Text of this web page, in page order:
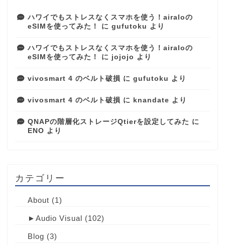
ハワイでもストレスなくスマホを使う！airaloの
eSIMを使ってみた！
に gufutoku より
ハワイでもストレスなくスマホを使う！airaloの
eSIMを使ってみた！
に jojojo より
vivosmart 4 のベルト破損 に gufutoku より
vivosmart 4 のベルト破損 に knandate より
QNAPの階層化ストレージQtierを設定してみた に
ENO より
カテゴリー
About (1)
► Audio Visual (102)
Blog (3)